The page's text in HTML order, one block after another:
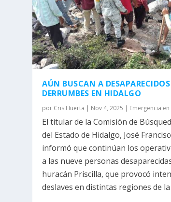
AÚN BUSCAN A
DERRUMBES EN HIDALGO
por Cris Huerta | Nov 4, 2025 | Emergencia
El titular de la Comisión de
del Estado de Hidalgo, José
informó que continúan los
a las nueve personas
huracán Priscilla, que provocó
deslaves en distintas regiones de